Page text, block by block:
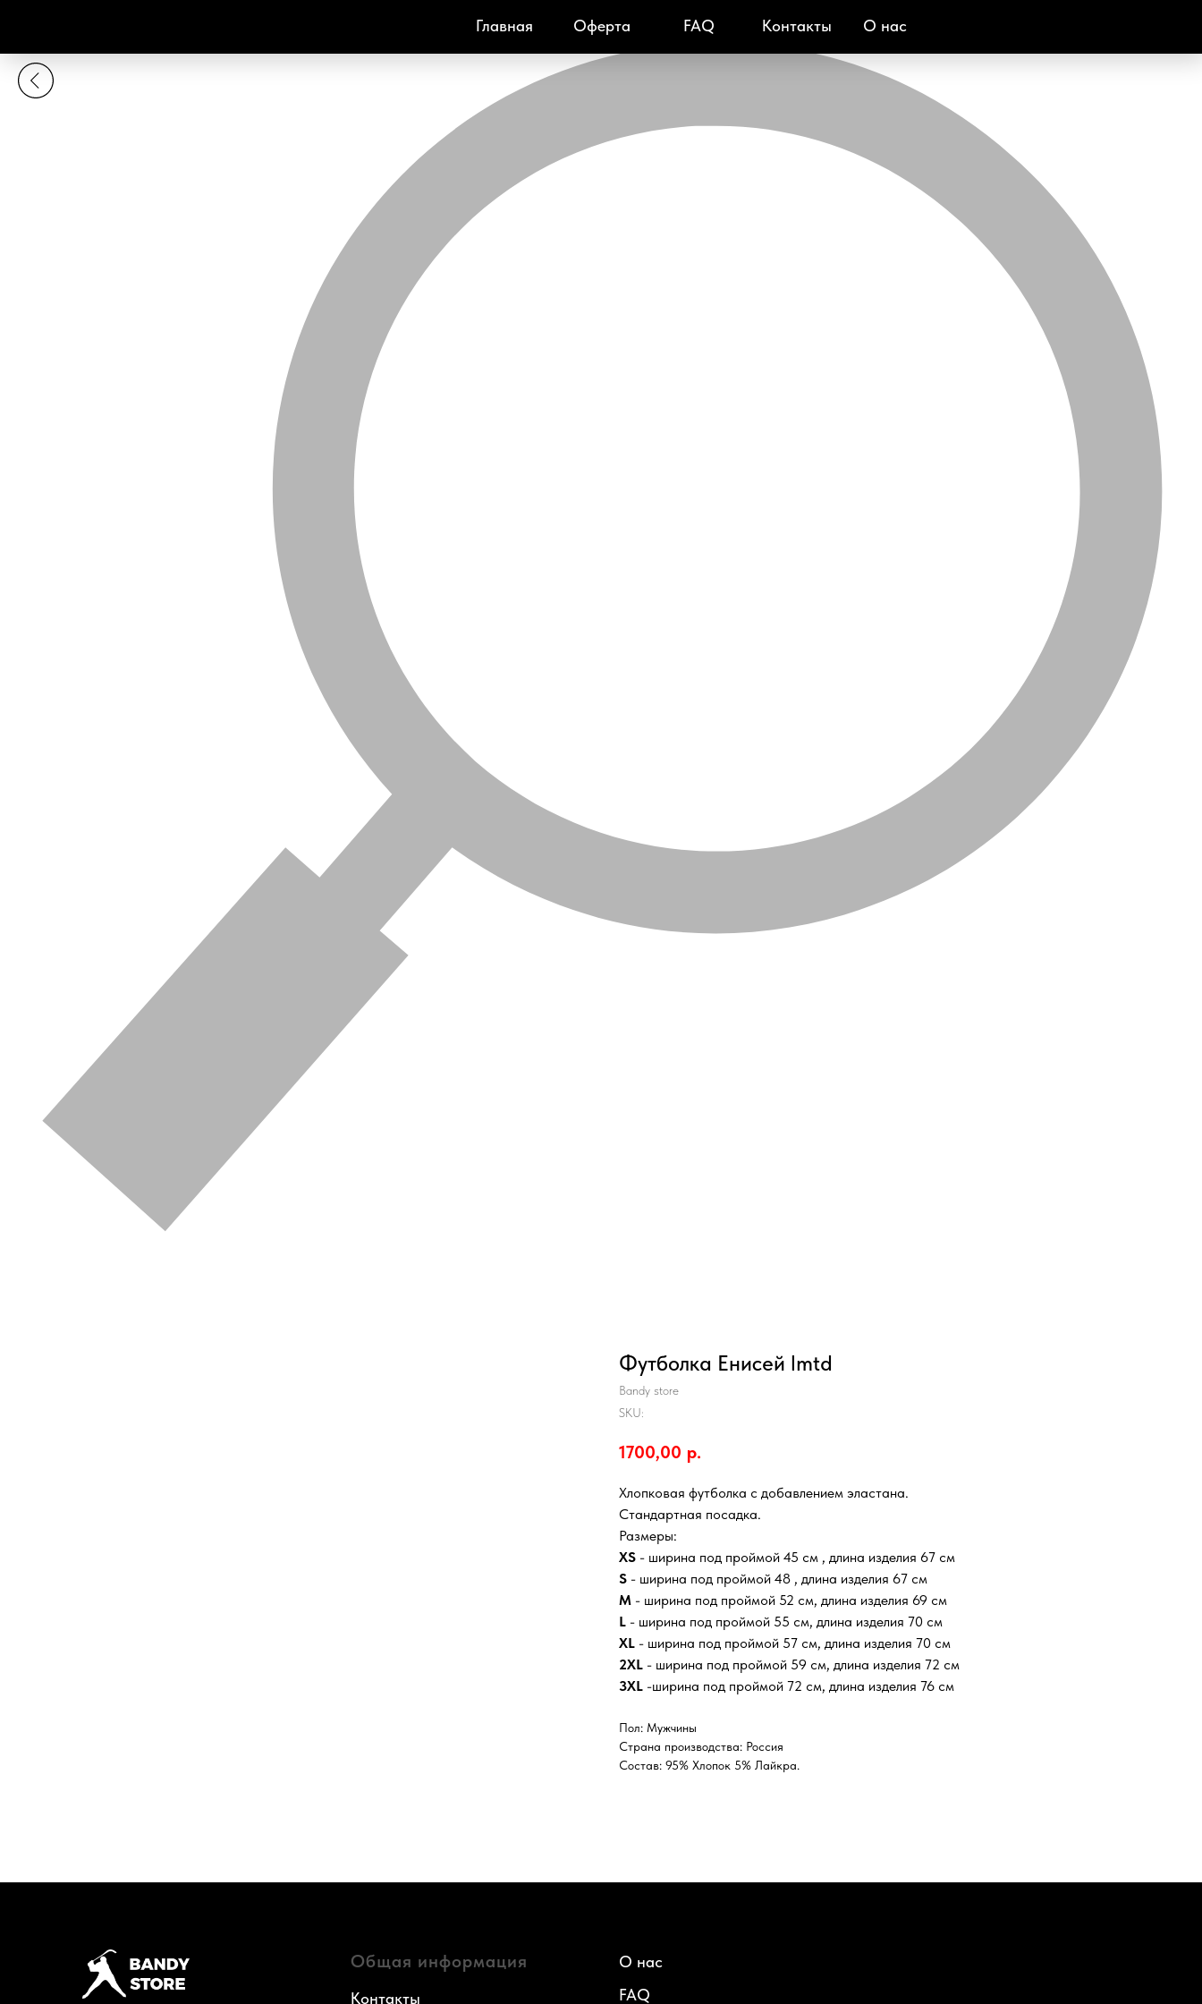
Контакты О нас
Оферта FAQ
Главная
Футболка Енисей lmtd
Bandy store
SKU:
1700,00 р.
Хлопковая футболка с добавлением эластана.
Стандартная посадка.
Размеры:
XS - ширина под проймой 45 см , длина изделия 67 см
S - ширина под проймой 48 , длина изделия 67 см
M - ширина под проймой 52 см, длина изделия 69 см
L - ширина под проймой 55 см, длина изделия 70 см
XL - ширина под проймой 57 см, длина изделия 70 см
2XL - ширина под проймой 59 см, длина изделия 72 см
3XL -ширина под проймой 72 см, длина изделия 76 см
Пол: Мужчины
Страна производства: Россия
Состав: 95% Хлопок 5% Лайкра.
Общая информация
Контакты
О нас
FAQ